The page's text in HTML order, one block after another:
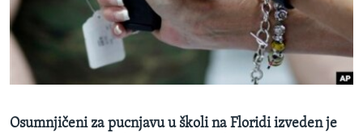
Osumnjičeni za pucnjavu u školi na Floridi izveden je